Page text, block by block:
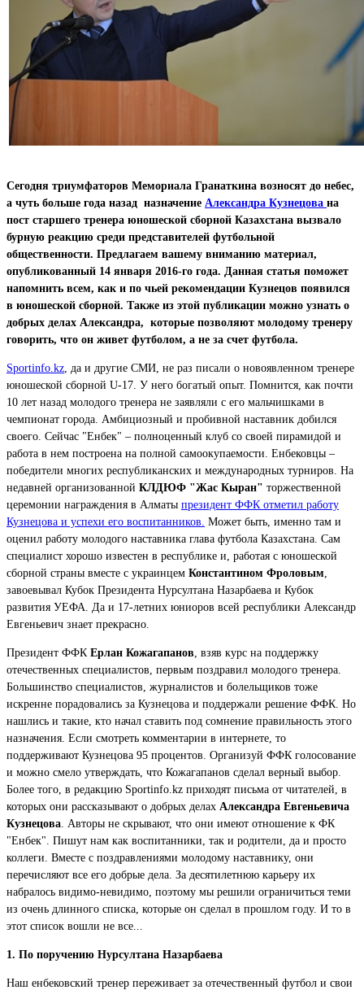
Сегодня триумфаторов Мемориала Гранаткина возносят до небес,
а чуть больше года назад назначение Александра Кузнецова на
пост старшего тренера юношеской сборной Казахстана вызвало
бурную реакцию среди представителей футбольной
общественности. Предлагаем вашему вниманию материал,
опубликованный 14 января 2016-го года. Данная статья поможет
напомнить всем, как и по чьей рекомендации Кузнецов появился
в юношеской сборной. Также из этой публикации можно узнать о
добрых делах Александра, которые позволяют молодому тренеру
говорить, что он живет футболом, а не за счет футбола.
Sportinfo.kz , да и другие СМИ, не раз писали о новоявленном тренере
юношеской сборной U-17. У него богатый опыт. Помнится, как почти
10 лет назад молодого тренера не заявляли с его мальчишками в
чемпионат города. Амбициозный и пробивной наставник добился
своего. Сейчас "Енбек" – полноценный клуб со своей пирамидой и
работа в нем построена на полной самоокупаемости. Енбековцы –
победители многих республиканских и международных турниров. На
недавней организованной КЛДЮФ "Жас Кыран" торжественной
церемонии награждения в Алматы президент ФФК отметил работу
Кузнецова и успехи его воспитанников. Может быть, именно там и
оценил работу молодого наставника глава футбола Казахстана. Сам
специалист хорошо известен в республике и, работая с юношеской
сборной страны вместе с украинцем Константином Фроловым
завоевывал Кубок Президента Нурсултана Назарбаева и Кубок
развития УЕФА. Да и 17-летних юниоров всей республики Александр
Евгеньевич знает прекрасно.
Президент ФФК Ерлан Кожагапанов , взяв курс на поддержку
отечественных специалистов, первым поздравил молодого тренера.
Большинство специалистов, журналистов и болельщиков тоже
искренне порадовались за Кузнецова и поддержали решение ФФК. Но
нашлись и такие, кто начал ставить под сомнение правильность этого
назначения. Если смотреть комментарии в интернете, то
поддерживают Кузнецова 95 процентов. Организуй ФФК голосование
и можно смело утверждать, что Кожагапанов сделал верный выбор.
Более того, в редакцию Sportinfo.kz приходят письма от читателей, в
которых они рассказывают о добрых делах Александра Евгеньевича
Кузнецова . Авторы не скрывают, что они имеют отношение к ФК
"Енбек". Пишут нам как воспитанники, так и родители, да и просто
коллеги. Вместе с поздравлениями молодому наставнику, они
перечисляют все его добрые дела. За десятилетнюю карьеру их
набралось видимо-невидимо, поэтому мы решили ограничиться теми
из очень длинного списка, которые он сделал в прошлом году. И то в
этот список вошли не все...
1. По поручению Нурсултана Назарбаева
Наш енбековский тренер переживает за отечественный футбол и свои